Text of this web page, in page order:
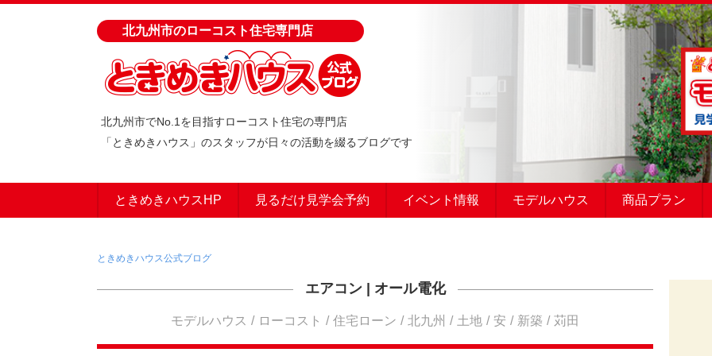
北九州市のローコスト住宅専門店
北九州市でNo.1を目指すローコスト住宅の専門店
「ときめきハウス」のスタッフが日々の活動を綴るブログです
ときめきハウスHP 見るだけ見学会予約 イベント情報 モデルハウス 商品プラン
ときめきハウス公式ブログ
エアコン| オール電化
モデルハウス ローコスト 住宅ローン 北九州 土地 安 新築 苅田